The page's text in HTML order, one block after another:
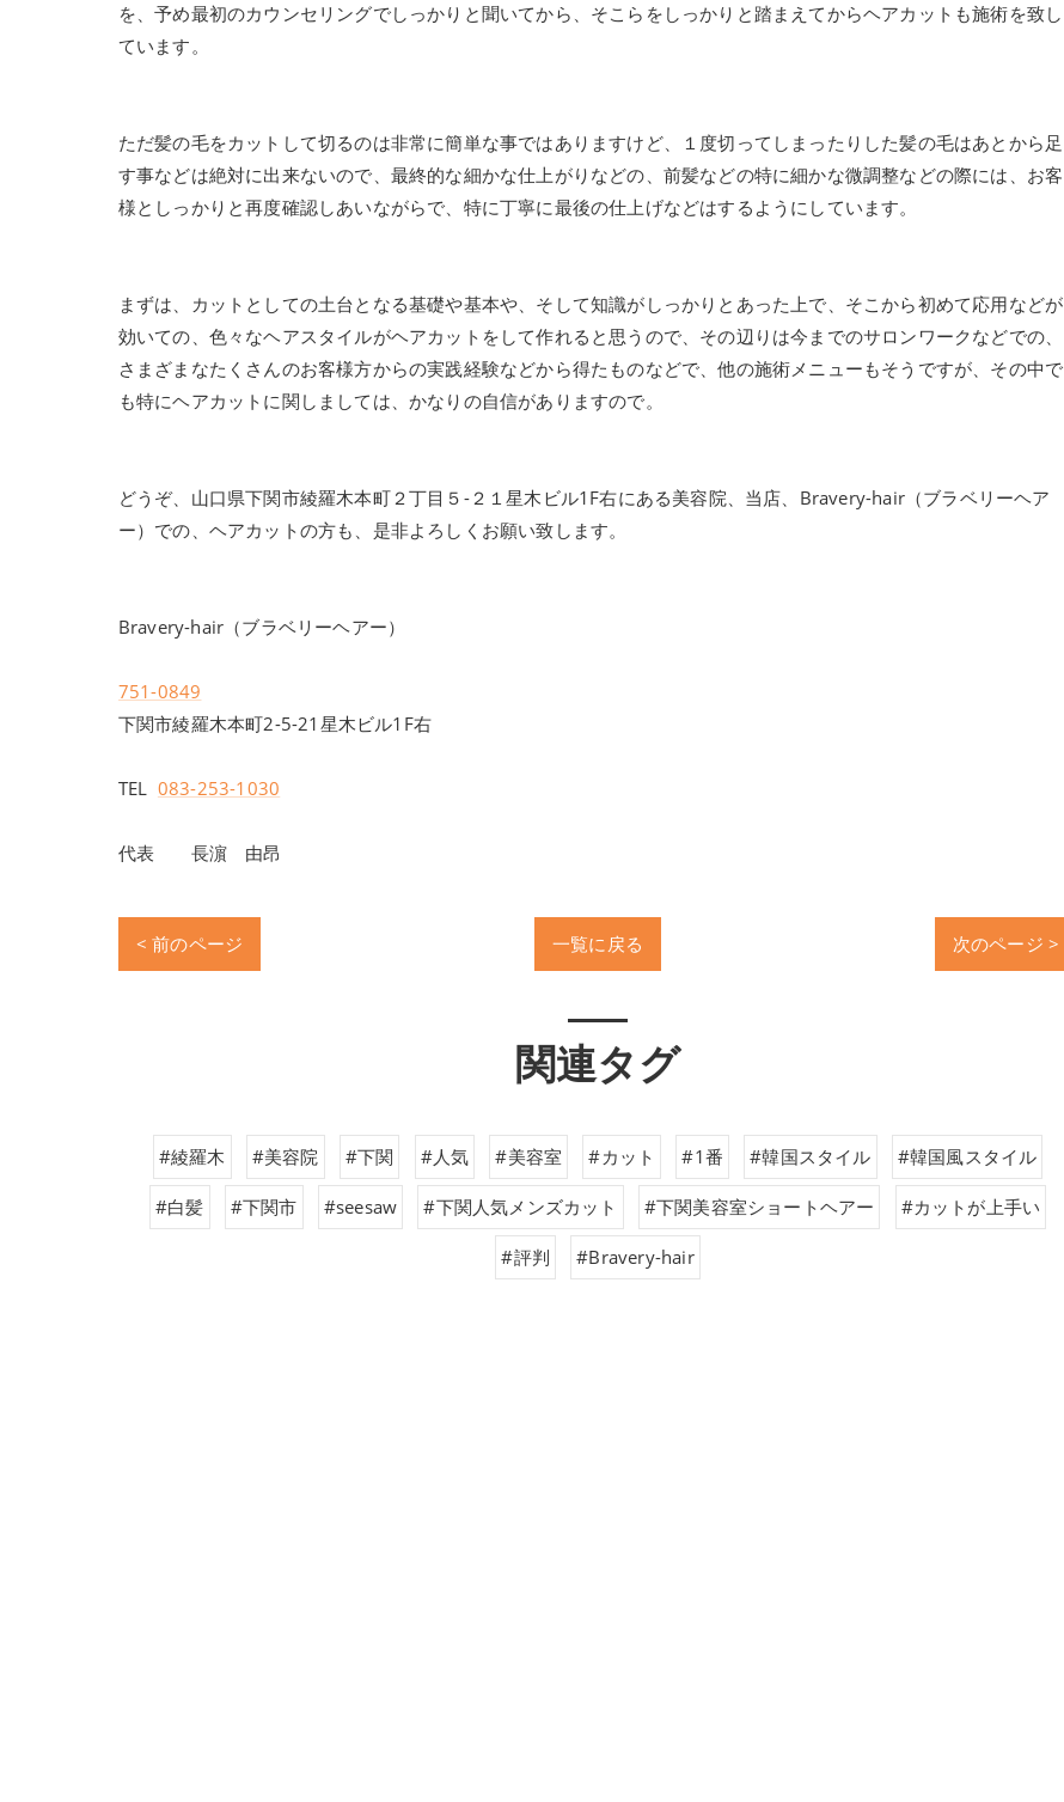
を、予め最初のカウンセリングでしっかりと聞いてから、そこらをしっかりと踏まえてからヘアカットも施術を致し
ています。
ただ髪の毛をカットして切るのは非常に簡単な事ではありますけど、１度切ってしまったりした髪の毛はあとから足
す事などは絶対に出来ないので、最終的な細かな仕上がりなどの、前髪などの特に細かな微調整などの際には、お客
様としっかりと再度確認しあいながらで、特に丁寧に最後の仕上げなどはするようにしています。
まずは、カットとしての土台となる基礎や基本や、そして知識がしっかりとあった上で、そこから初めて応用などが
効いての、色々なヘアスタイルがヘアカットをして作れると思うので、その辺りは今までのサロンワークなどでの、
さまざまなたくさんのお客様方からの実践経験などから得たものなどで、他の施術メニューもそうですが、その中で
も特にヘアカットに関しましては、かなりの自信がありますので。
どうぞ、山口県下関市綾羅木本町２丁目５-２１星木ビル1F右にある美容院、当店、Bravery-hair（ブラベリーヘア
ー）での、ヘアカットの方も、是非よろしくお願い致します。
Bravery-hair（ブラベリーヘアー）
751-0849
下関市綾羅木本町2-5-21星木ビル1F右
TEL 083-253-1030
代表 長濵 由昂
< 前のページ 一覧に戻る 次のページ >
関連タグ
#綾羅木 #美容院 #下関 #人気 #美容室 #カット #1番 #韓国スタイル #韓国風スタイル
#白髪 #下関市 #seesaw #下関人気メンズカット #下関美容室ショートヘアー #カットが上手い
#評判 #Bravery-hair